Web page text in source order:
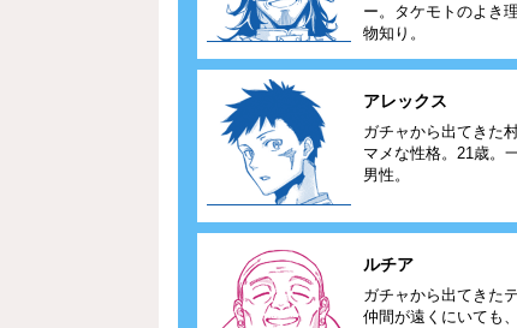
ー。タケモトのよき
物知り。
アレックス
ガチャから出てきた村
マメな性格。21歳。
男性。
ルチア
ガチャから出てきた
仲間が遠くにいても